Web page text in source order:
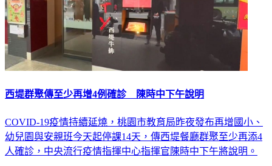
西堤群聚傳至少再增4例確診 陳時中下午說明
COVID-19疫情持續延燒，桃園市教育局昨夜發布再增國小、
幼兒園與安親班今天起停課14天，傳西堤餐廳群聚至少再添4
人確診，中央流行疫情指揮中心指揮官陳時中下午將說明。